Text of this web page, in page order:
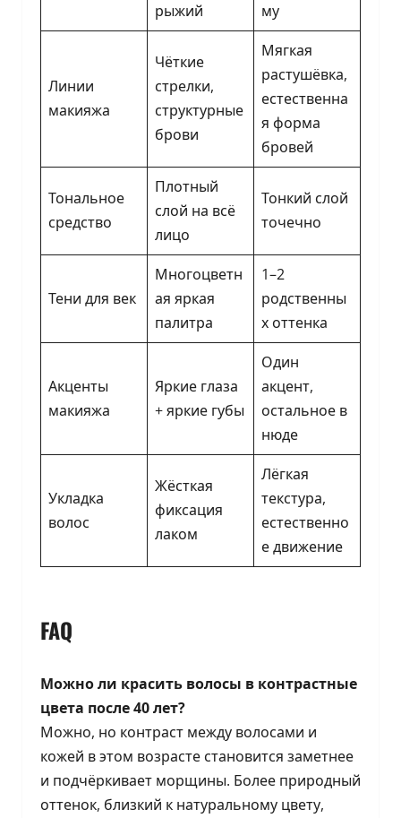
рыжий
му
Линии
макияжа
Чёткие
стрелки,
структурные
брови
Мягкая
растушёвка,
естественна
я форма
бровей
Тональное
средство
Плотный
слой на всё
лицо
Тонкий слой
точечно
Тени для век
Многоцветн
ая яркая
палитра
1–2
родственны
х оттенка
Акценты
макияжа
Яркие глаза
+ яркие губы
Один
акцент,
остальное в
нюде
Укладка
волос
Жёсткая
фиксация
лаком
Лёгкая
текстура,
естественно
е движение
FAQ
Можно ли красить волосы в контрастные
цвета после 40 лет?
Можно, но контраст между волосами и
кожей в этом возрасте становится заметнее
и подчёркивает морщины. Более природный
оттенок, близкий к натуральному цвету,